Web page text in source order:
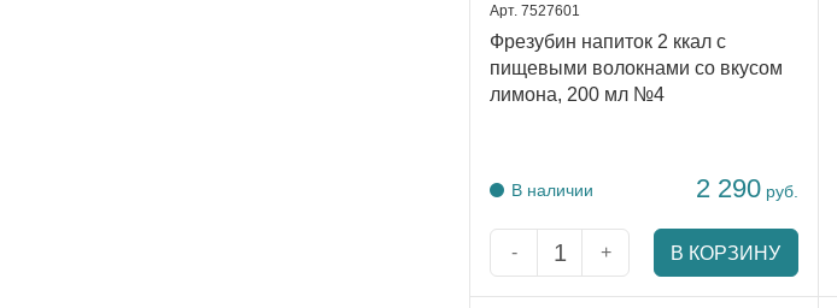
Арт. 7527601
Фрезубин напиток 2 ккал с
пищевыми волокнами со вкусом
лимона, 200 мл №4
В наличии 2 290руб.
- + В КОРЗИНУ